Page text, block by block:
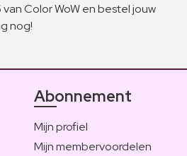
Color WoW en bestel jouw
nog!
Abonnement
Mijn profiel
Mijn membervoordelen